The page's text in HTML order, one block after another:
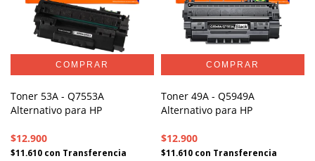
Toner 53A - Q7553A
Alternativo para HP
$12.900
$11.610 con Transferencia
Toner 49A - Q5949A
Alternativo para HP
$12.900
$11.610 con Transferencia